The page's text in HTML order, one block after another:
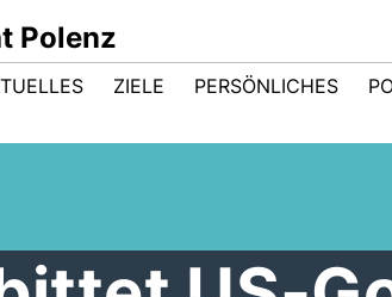
Polenz
ZIELE PERSÖNLICHES